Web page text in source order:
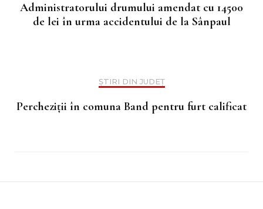
Administratorului drumului amendat cu 14500
de lei în urma accidentului de la Sânpaul
ȘTIRI DIN JUDEȚ
Percheziții în comuna Band pentru furt calificat